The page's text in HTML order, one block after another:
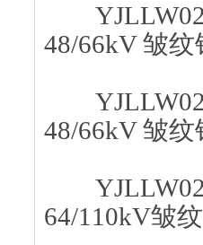
YJLLW02-
48/66kV 皱
YJLLW02-
48/66kV 皱
YJLLW02-
64/110kV皱